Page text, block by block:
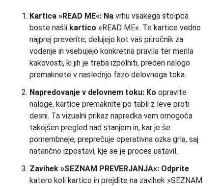
Kartica »READ ME«: Na vrhu vsakega stolpca
boste našli kartico »READ ME«. Te kartice vedno
najprej preverite; delujejo kot vaš priročnik za
vodenje in vsebujejo konkretna pravila ter merila
kakovosti, ki jih je treba izpolniti, preden nalogo
premaknete v naslednjo fazo delovnega toka.
Napredovanje v delovnem toku: Ko opravite
naloge, kartice premaknite po tabli z leve proti
desni. Ta vizualni prikaz napredka vam omogoča
takojšen pregled nad stanjem in, kar je še
pomembneje, preprečuje operativna ozka grla, saj
natančno izpostavi, kje se je proces ustavil.
Zavihek »SEZNAM PREVERJANJA«: Odprite
katero koli kartico in prejdite na zavihek »SEZNAM